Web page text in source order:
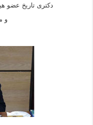
دكترى تاريخ عضو
و